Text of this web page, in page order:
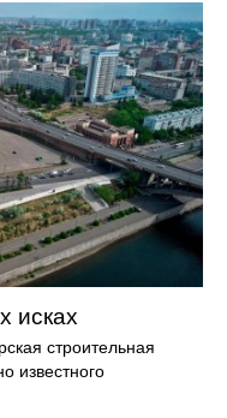
исках
строительная
известного